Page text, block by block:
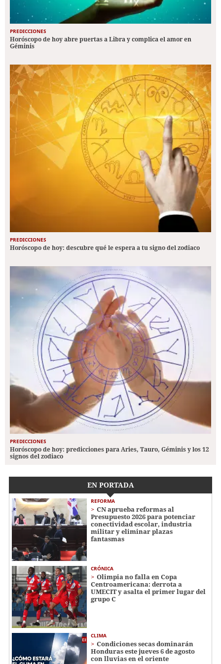
PREDICCIONES
Horóscopo de hoy abre puertas a Libra y complica el amor en
Géminis
PREDICCIONES
Horóscopo de hoy: descubre qué le espera a tu signo del zodiaco
PREDICCIONES
Horóscopo de hoy: predicciones para Aries, Tauro, Géminis y los 12
signos del zodiaco
EN PORTADA
REFORMA
CN aprueba reformas al
Presupuesto 2026 para potenciar
conectividad escolar, industria
militar y eliminar plazas
fantasmas
CRÓNICA
Olimpia no falla en Copa
Centroamericana: derrota a
UMECIT y asalta el primer lugar del
grupo C
CLIMA
Condiciones secas dominarán
Honduras este jueves 6 de agosto
con lluvias en el oriente